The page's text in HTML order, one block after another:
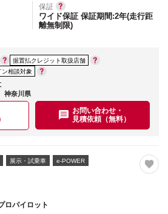
保証
ワイド保証 保証期間:2年(走行距
離無制限)
据置払クレジット取扱店舗
ン相談対象
神奈川県
お問い合わせ・
見積依頼（無料）
展示・試乗車 e-POWER
ロパイロット